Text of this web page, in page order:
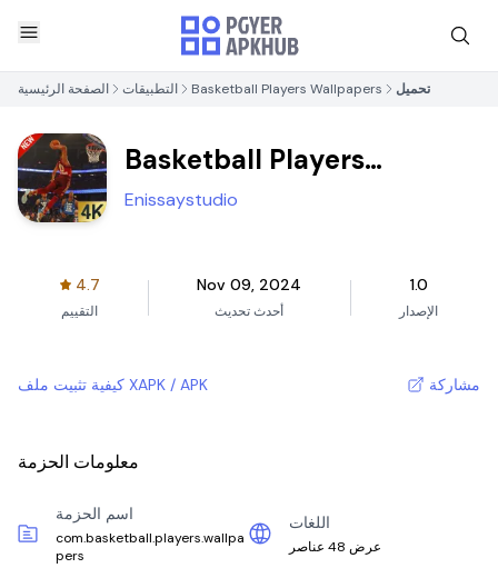
الصفحة الرئيسية التطبيقات Basketball Players Wallpapers تحميل
Basketball Players
Wallpapers
Enissaystudio
4.7
التقييم
Nov 09, 2024
أحدث تحديث
1.0
الإصدار
كيفية تثبيت ملف XAPK / APK مشاركة
معلومات الحزمة
اسم الحزمة
com.basketball.players.wallpa
pers
اللغات
عرض 48 عناصر